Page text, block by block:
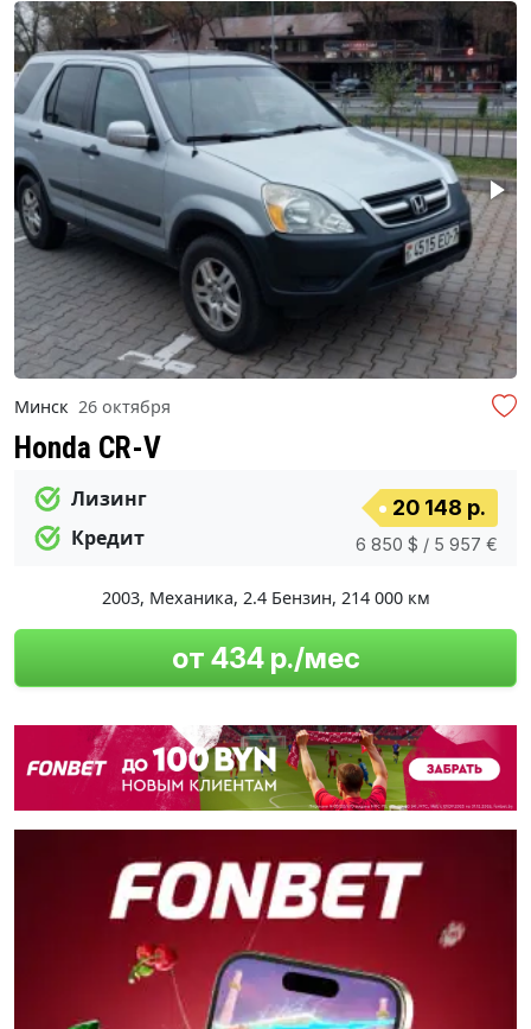
Минск 26 октября
Honda CR-V
Лизинг
Кредит
20 148 р.
6 850 $ / 5 957 €
2003, Механика, 2.4 Бензин, 214 000 км
от 434 р./мес